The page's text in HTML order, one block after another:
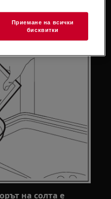
е монтиран
сол.
на солта е
Приемане на всички
бисквитки